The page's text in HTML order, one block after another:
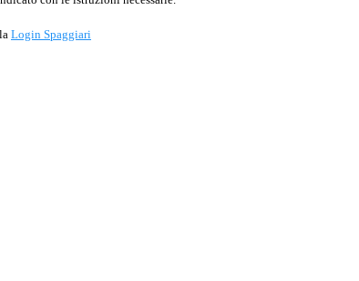
Login Spaggiari